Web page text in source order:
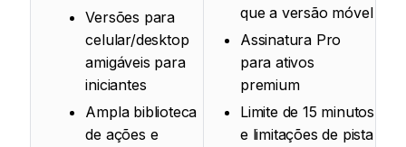
Versões para
celular/desktop
amigáveis para
iniciantes
Ampla biblioteca
de ações e
que a versão móvel
Assinatura Pro
para ativos
premium
Limite de 15 minutos
e limitações de pista